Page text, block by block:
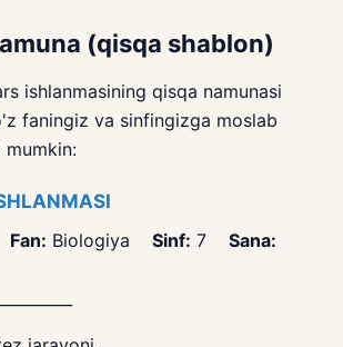
(qisqa shablon)
ishlanmasining qisqa namunasi
faningiz va sinfingizga moslab
Fan: Biologiya Sinf: 7 Sana: